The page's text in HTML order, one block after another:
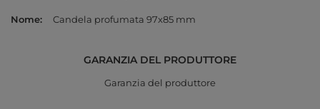
Nome Candela profumata 97x85 mm
GARANZIA DEL PRODUTTORE
Garanzia del produttore